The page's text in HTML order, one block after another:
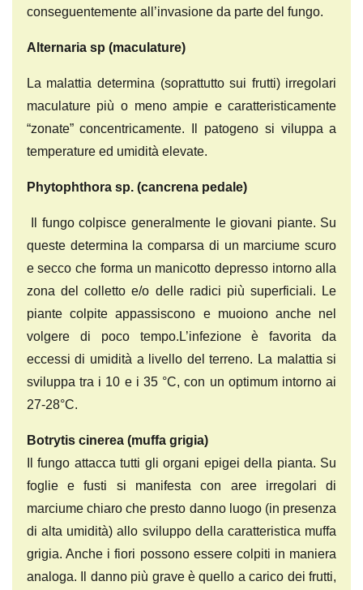
conseguentemente all’invasione da parte del fungo.
Alternaria sp (maculature)
La malattia determina (soprattutto sui frutti) irregolari
maculature più o meno ampie e caratteristicamente
“zonate” concentricamente. Il patogeno si viluppa a
temperature ed umidità elevate.
Phytophthora sp. (cancrena pedale)
Il fungo colpisce generalmente le giovani piante. Su
queste determina la comparsa di un marciume scuro
e secco che forma un manicotto depresso intorno alla
zona del colletto e/o delle radici più superficiali. Le
piante colpite appassiscono e muoiono anche nel
volgere di poco tempo.L’infezione è favorita da
eccessi di umidità a livello del terreno. La malattia si
sviluppa tra i 10 e i 35 °C, con un optimum intorno ai
27-28°C.
Botrytis cinerea (muffa grigia)
Il fungo attacca tutti gli organi epigei della pianta. Su
foglie e fusti si manifesta con aree irregolari di
marciume chiaro che presto danno luogo (in presenza
di alta umidità) allo sviluppo della caratteristica muffa
grigia. Anche i fiori possono essere colpiti in maniera
analoga. Il danno più grave è quello a carico dei frutti,